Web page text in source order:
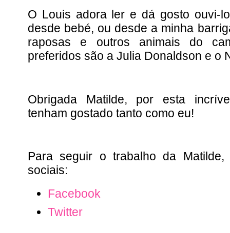
O Louis adora ler e dá gosto ouvi-
desde bebé, ou desde a minha
raposas e outros animais do
preferidos são a Julia Donaldson e o
Obrigada Matilde, por esta
tenham gostado tanto como eu!
Para seguir o trabalho da
sociais:
Facebook
Twitter